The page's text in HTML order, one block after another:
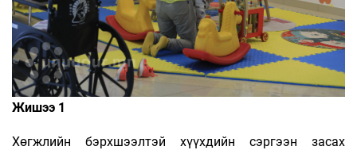
Жишээ 1
Хөгжлийн бэрхшээлтэй хүүхдийн сэргээн засах